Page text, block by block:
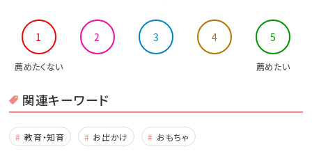
1 2 3 4 5
薦めたくない 薦めたい
関連キーワード
教育・知育 お出かけ おもちゃ